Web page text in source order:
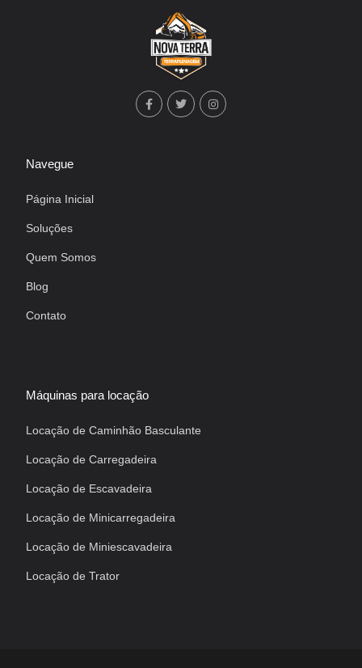
Navegue
Página Inicial
Soluções
Quem Somos
Blog
Contato
Máquinas para locação
Locação de Caminhão Basculante
Locação de Carregadeira
Locação de Escavadeira
Locação de Minicarregadeira
Locação de Miniescavadeira
Locação de Trator